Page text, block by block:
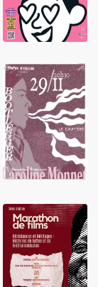
LIRE
LIRE